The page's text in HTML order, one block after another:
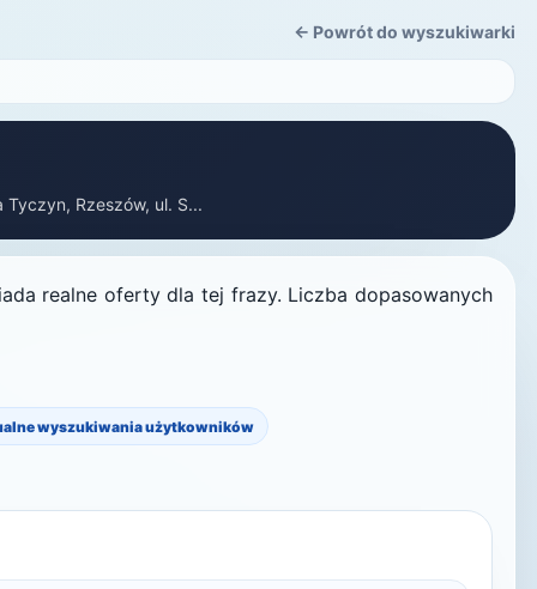
← Powrót do wyszukiwarki
Rzeszów, ul. S...
realne oferty dla tej frazy. Liczba dopasowanych
wyszukiwania użytkowników